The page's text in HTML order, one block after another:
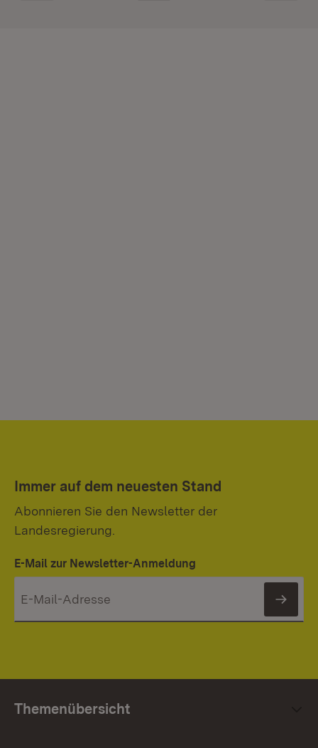
Immer auf dem neuesten Stand
Abonnieren Sie den Newsletter der
Landesregierung.
E-Mail zur Newsletter-Anmeldung
Themenübersicht